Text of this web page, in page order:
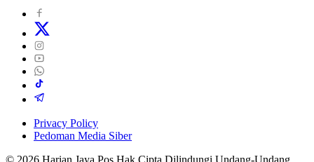
Privacy Policy
Pedoman Media Siber
© 2026 Harian Jaya Pos Hak Cipta Dilindungi Undang-Undang